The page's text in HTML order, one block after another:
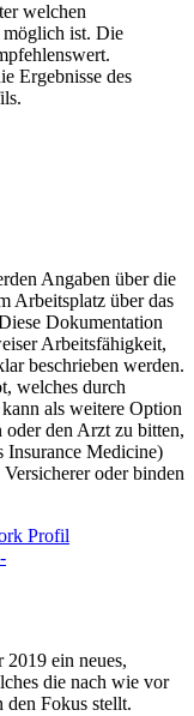
welchen
möglich ist. Die
Ergebnisse des
Angaben über die
Arbeitsplatz über das
Dokumentation
Arbeitsfähigkeit,
beschrieben werden.
welches durch
als weitere Option
den Arzt zu bitten,
Insurance Medicine)
oder binden
Profil
ein neues,
die nach wie vor
den Fokus stellt.